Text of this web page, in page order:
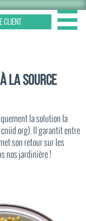
☰
CLIENT
la Source
la solution la
Il garantit entre
son retour sur les
nos jardinière !